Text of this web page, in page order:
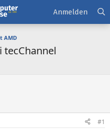
Anmelden
AMD
tecChannel
#1